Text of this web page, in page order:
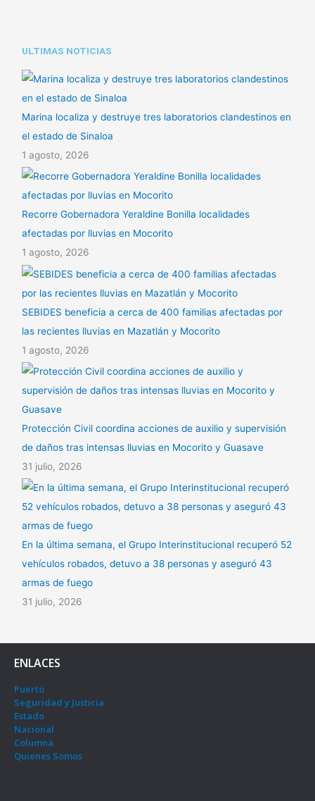
ULTIMAS NOTICIAS
Marina localiza y destruye tres laboratorios clandestinos en
el estado de Sinaloa
1 agosto, 2026
Recorre Gobernadora Yeraldine Bonilla localidades
afectadas por lluvias en Mocorito
1 agosto, 2026
SEBIDES beneficia a cerca de 400 familias afectadas por
las recientes lluvias en Mazatlán y Mocorito
1 agosto, 2026
Protección Civil coordina acciones de auxilio y supervisión
de daños tras intensas lluvias en Mocorito y Guasave
31 julio, 2026
En la última semana, el Grupo Interinstitucional recuperó 52
vehículos robados, detuvo a 38 personas y aseguró 43
armas de fuego
31 julio, 2026
ENLACES
Puerto
Seguridad y Justicia
Estado
Nacional
Columna
Quienes Somos